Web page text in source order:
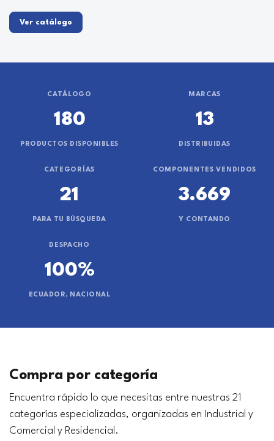
Ver catálogo
CATÁLOGO
180
PRODUCTOS DISPONIBLES
MARCAS
13
DISTRIBUIDAS
CATEGORÍAS
21
PARA TU BÚSQUEDA
COMPONENTES VENDIDOS
3.669
Y CONTANDO
DESPACHO
100%
ECUADOR, NACIONAL
Compra por categoría
Encuentra rápido lo que necesitas entre nuestras 21
categorías especializadas, organizadas en Industrial y
Comercial y Residencial.